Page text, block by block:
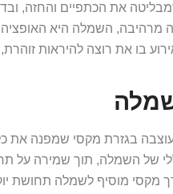
את הכתפיים והחזה,
מרהיבה, השמלה היא האופציה
בו את רוצה להיראות
בגזרת מקסי שמפנה את
של השמלה, תוך שמירה על
מקסי מוסיף לשמלה תחושת